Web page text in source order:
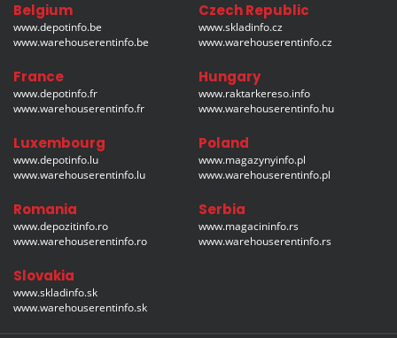
Belgium
www.depotinfo.be
www.warehouserentinfo.be
Czech Republic
www.skladinfo.cz
www.warehouserentinfo.cz
France
www.depotinfo.fr
www.warehouserentinfo.fr
Hungary
www.raktarkereso.info
www.warehouserentinfo.hu
Luxembourg
www.depotinfo.lu
www.warehouserentinfo.lu
Poland
www.magazynyinfo.pl
www.warehouserentinfo.pl
Romania
www.depozitinfo.ro
www.warehouserentinfo.ro
Serbia
www.magacininfo.rs
www.warehouserentinfo.rs
Slovakia
www.skladinfo.sk
www.warehouserentinfo.sk